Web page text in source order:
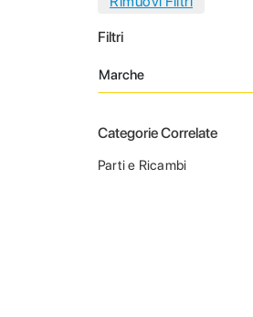
Filtri
Marche
Categorie Correlate
Parti e Ricambi